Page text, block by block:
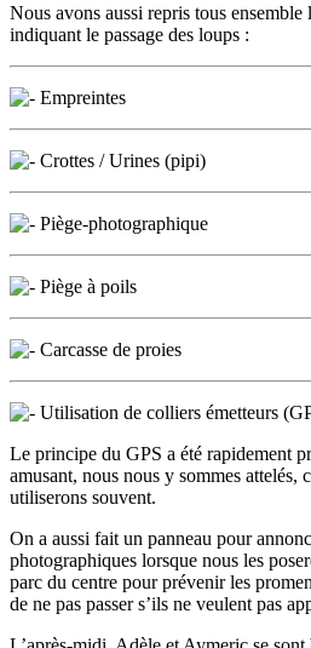
Nous avons aussi repris tous
indiquant le passage des loups :
Empreintes
Crottes / Urines (pipi)
Piège-photographique
Piège à poils
Carcasse de proies
Utilisation de colliers émetteurs
Le principe du GPS a été rapidement
amusant, nous nous y sommes attelés,
utiliserons souvent.
On a aussi fait un panneau pour
photographiques lorsque nous les
parc du centre pour prévenir les
de ne pas passer s’ils ne veulent pas